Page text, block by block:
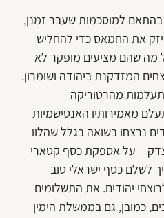
למוסכמות שעבר זמנן,
את החמאס כדי להחליש
מה שהם מציעים מופקר לא
המזדקנת ביהודה ושומרון.
מהרטוריקה
מאמירותיו האנטישמיות
נרצחו בשואה בגלל שהלוו
– על אספקת כסף קטארי
לשלם כסף ישראלי טוב
יהודים. את התשלומים
כמובן, גם בממשלת הימין